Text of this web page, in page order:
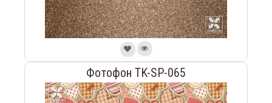
Фотофон TK-SP-065